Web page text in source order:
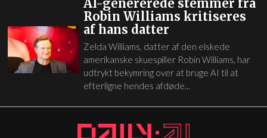
AI-genererede stemmer fra
Robin Williams kritiseres
af hans datter
Zelda Williams, datter af den elskede
amerikanske skuespiller Robin Williams, har
udtrykt bekymring over at bruge AI til at
efterligne hendes afdøde...